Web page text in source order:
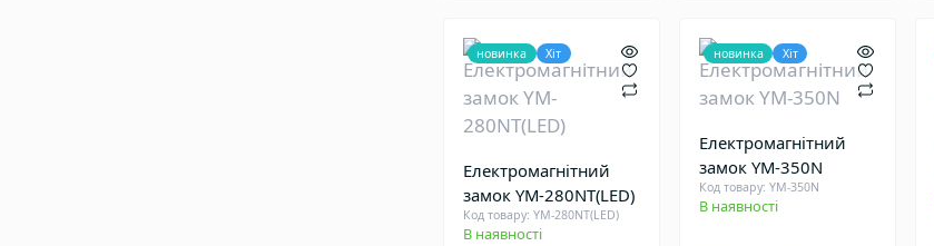
новинка Хіт
Електромагнітний
замок YM-280NT(LED)
Код товару: YM-280NT(LED)
В наявності
новинка Хіт
Електромагнітний
замок YM-350N
Код товару: YM-350N
В наявності